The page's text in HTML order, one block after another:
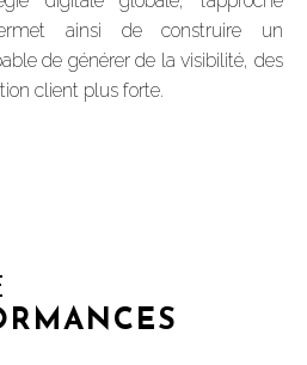
ainsi de construire un
de générer de la visibilité, des
client plus forte.